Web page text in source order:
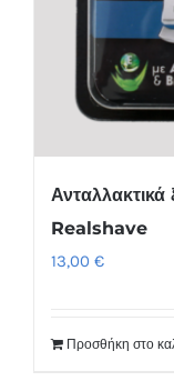
Ανταλλακτικά
Realshave
13,00 €
Προσθήκη στο